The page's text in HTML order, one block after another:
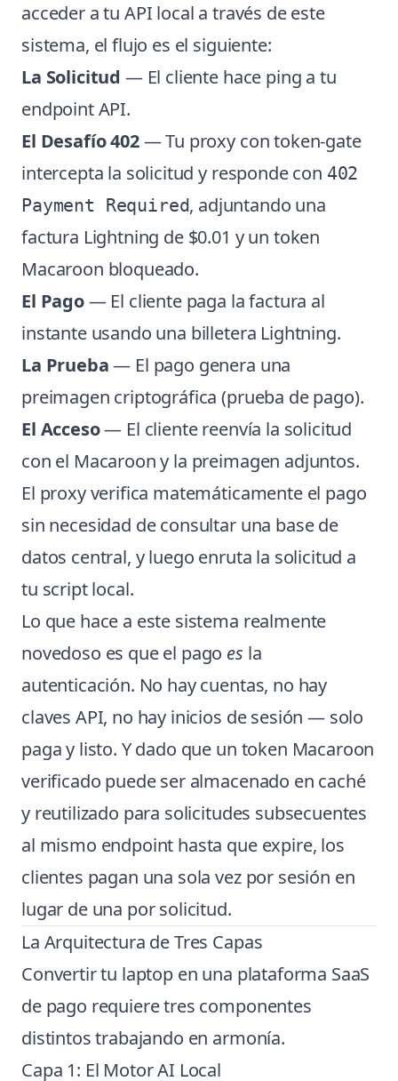
acceder a tu API local a través de este
sistema, el flujo es el siguiente:
La Solicitud — El cliente hace ping a tu
endpoint API.
El Desafío 402— Tu proxy con token-gate
intercepta la solicitud y responde con 402
Payment Required, adjuntando una
factura Lightning de $0.01 y un token
Macaroon bloqueado.
El Pago— El cliente paga la factura al
instante usando una billetera Lightning.
La Prueba— El pago genera una
preimagen criptográfica (prueba de pago).
El Acceso— El cliente reenvía la solicitud
con el Macaroon y la preimagen adjuntos.
El proxy verifica matemáticamente el pago
sin necesidad de consultar una base de
datos central, y luego enruta la solicitud a
tu script local.
Lo que hace a este sistema realmente
novedoso es que el pago es la
autenticación. No hay cuentas, no hay
claves API, no hay inicios de sesión — solo
paga y listo. Y dado que un token Macaroon
verificado puede ser almacenado en caché
y reutilizado para solicitudes subsecuentes
al mismo endpoint hasta que expire, los
clientes pagan una sola vez por sesión en
lugar de una por solicitud.
La Arquitectura de Tres Capas
Convertir tu laptop en una plataforma SaaS
de pago requiere tres componentes
distintos trabajando en armonía.
Capa 1: El Motor AI Local